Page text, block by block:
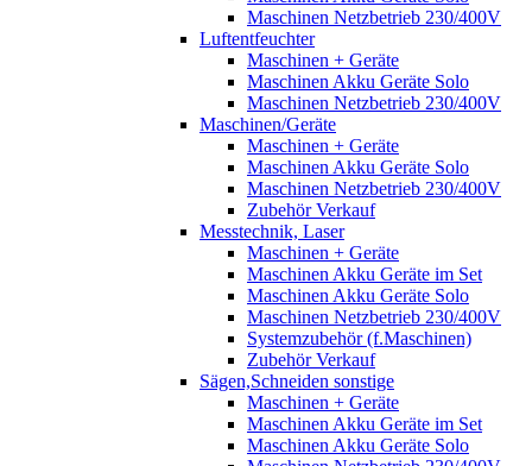
Maschinen Netzbetrieb 230/400V
Luftentfeuchter
Maschinen + Geräte
Maschinen Akku Geräte Solo
Maschinen Netzbetrieb 230/400V
Maschinen/Geräte
Maschinen + Geräte
Maschinen Akku Geräte Solo
Maschinen Netzbetrieb 230/400V
Zubehör Verkauf
Messtechnik, Laser
Maschinen + Geräte
Maschinen Akku Geräte im Set
Maschinen Akku Geräte Solo
Maschinen Netzbetrieb 230/400V
Systemzubehör (f.Maschinen)
Zubehör Verkauf
Sägen,Schneiden sonstige
Maschinen + Geräte
Maschinen Akku Geräte im Set
Maschinen Akku Geräte Solo